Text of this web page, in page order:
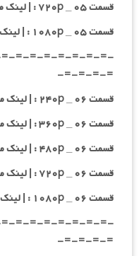
قسمت ۰۵ _ ۷۲۰p : | لینک مستقیم | دوبله فارسی
قسمت ۰۵ _ ۱۰۸۰p : | لینک مستقیم | دوبله فارسی
=-=-=-=-=-=-=-
=-=-=-=-
قسمت ۰۶ _ ۲۴۰p : | لینک مستقیم | دوبله فارسی
قسمت ۰۶ _ ۳۶۰p : | لینک مستقیم | دوبله فارسی
قسمت ۰۶ _ ۴۸۰p : | لینک مستقیم | دوبله فارسی
قسمت ۰۶ _ ۷۲۰p : | لینک مستقیم | دوبله فارسی
قسمت ۰۶ _ ۱۰۸۰p : | لینک مستقیم | دوبله فارسی
=-=-=-=-=-=-=-
=-=-=-=-